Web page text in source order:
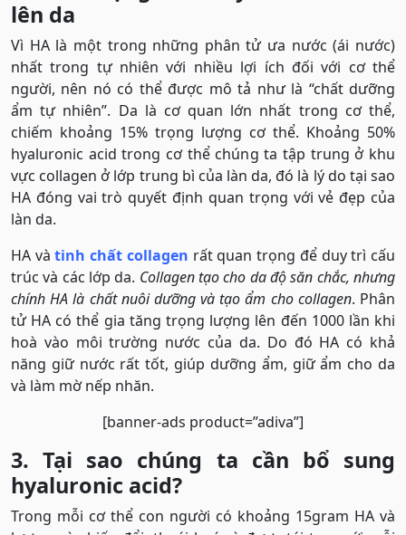
lên da
Vì HA là một trong những phân tử ưa nước (ái nước)
nhất trong tự nhiên với nhiều lợi ích đối với cơ thể
người, nên nó có thể được mô tả như là “chất dưỡng
ẩm tự nhiên”. Da là cơ quan lớn nhất trong cơ thể,
chiếm khoảng 15% trọng lượng cơ thể. Khoảng 50%
hyaluronic acid trong cơ thể chúng ta tập trung ở khu
vực collagen ở lớp trung bì của làn da, đó là lý do tại sao
HA đóng vai trò quyết định quan trọng với vẻ đẹp của
làn da.
HA vàtinh chất collagen rất quan trọng để duy trì cấu
trúc và các lớp da. Collagen tạo cho da độ săn chắc, nhưng
chính HA là chất nuôi dưỡng và tạo ẩm cho collagen. Phân
tử HA có thể gia tăng trọng lượng lên đến 1000 lần khi
hoà vào môi trường nước của da. Do đó HA có khả
năng giữ nước rất tốt, giúp dưỡng ẩm, giữ ẩm cho da
và làm mờ nếp nhăn.
[banner-ads product=”adiva”]
3. Tại sao chúng ta cần bổ sung
hyaluronic acid?
Trong mỗi cơ thể con người có khoảng 15gram HA và